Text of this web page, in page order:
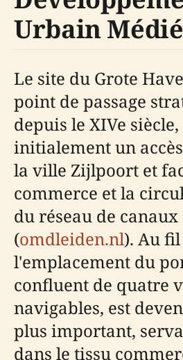
Urbain
Le site du Grote
point de passage
depuis le XIVe
initialement un
la ville Zijlpoort et
commerce et la
du réseau de
(omdleiden.nl). Au fil
l'emplacement du
confluent de quatre
navigables, est
plus important,
dans le tissu